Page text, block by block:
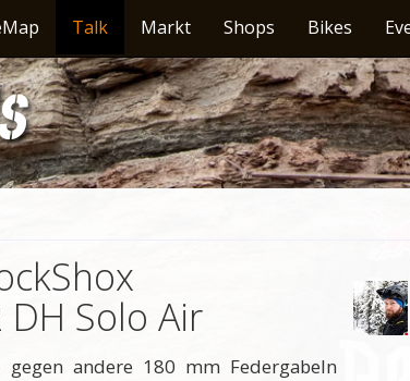
Talk Markt Shops Bikes
Solo Air
andere 180 mm Federgabeln